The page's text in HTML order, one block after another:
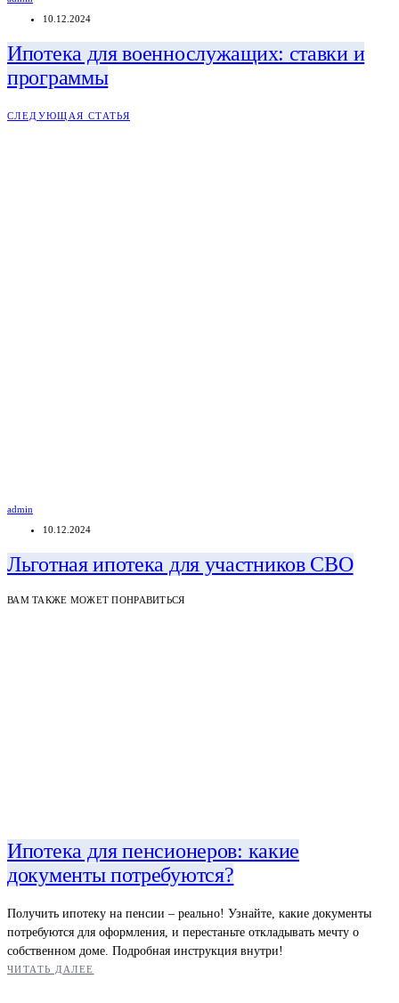
10.12.2024
Ипотека для военнослужащих: ставки и
программы
СЛЕДУЮЩАЯ СТАТЬЯ
admin
10.12.2024
Льготная ипотека для участников СВО
ВАМ ТАКЖЕ МОЖЕТ ПОНРАВИТЬСЯ
Ипотека для пенсионеров: какие
документы потребуются?
Получить ипотеку на пенсии – реально! Узнайте, какие документы
потребуются для оформления, и перестаньте откладывать мечту о
собственном доме. Подробная инструкция внутри!
ЧИТАТЬ ДАЛЕЕ